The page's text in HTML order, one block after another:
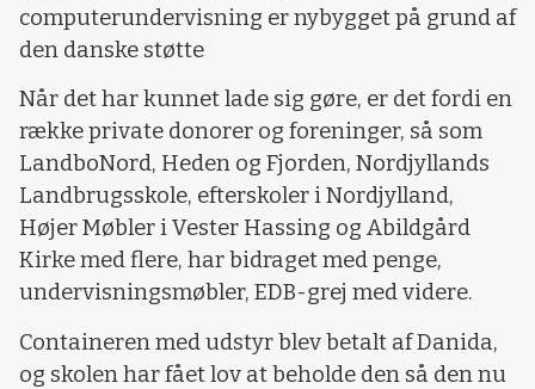
computerundervisning er nybygget på grund af
den danske støtte
Når det har kunnet lade sig gøre, er det fordi en
række private donorer og foreninger, så som
LandboNord, Heden og Fjorden, Nordjyllands
Landbrugsskole, efterskoler i Nordjylland,
Højer Møbler i Vester Hassing og Abildgård
Kirke med flere, har bidraget med penge,
undervisningsmøbler, EDB-grej med videre.
Containeren med udstyr blev betalt af Danida,
og skolen har fået lov at beholde den så den nu